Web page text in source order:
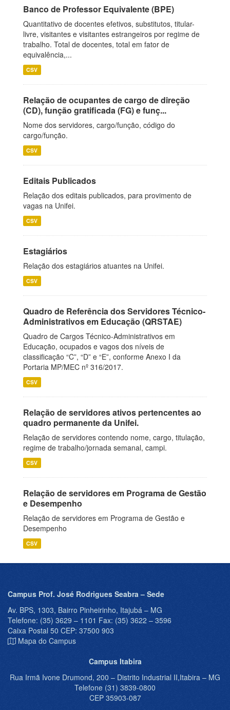
Banco de Professor Equivalente (BPE)
Quantitativo de docentes efetivos, substitutos, titular-
livre, visitantes e visitantes estrangeiros por regime de
trabalho. Total de docentes, total em fator de
equivalência,...
CSV
Relação de ocupantes de cargo de direção
(CD), função gratificada (FG) e funç...
Nome dos servidores, cargo/função, código do
cargo/função.
CSV
Editais Publicados
Relação dos editais publicados, para provimento de
vagas na Unifei.
CSV
Estagiários
Relação dos estagiários atuantes na Unifei.
CSV
Quadro de Referência dos Servidores Técnico-
Administrativos em Educação (QRSTAE)
Quadro de Cargos Técnico-Administrativos em
Educação, ocupados e vagos dos níveis de
classificação “C”, “D” e “E”, conforme Anexo I da
Portaria MP/MEC nº 316/2017.
CSV
Relação de servidores ativos pertencentes ao
quadro permanente da Unifei.
Relação de servidores contendo nome, cargo, titulação,
regime de trabalho/jornada semanal, campi.
CSV
Relação de servidores em Programa de Gestão
e Desempenho
Relação de servidores em Programa de Gestão e
Desempenho
CSV
Campus Prof. José Rodrigues Seabra – Sede
Av. BPS, 1303, Bairro Pinheirinho, Itajubá – MG
Telefone: (35) 3629 – 1101 Fax: (35) 3622 – 3596
Caixa Postal 50 CEP: 37500 903
Mapa do Campus
Campus Itabira
Rua Irmã Ivone Drumond, 200 – Distrito Industrial II,Itabira – MG
Telefone (31) 3839-0800
CEP 35903-087